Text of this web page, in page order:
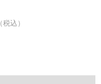
（税込）